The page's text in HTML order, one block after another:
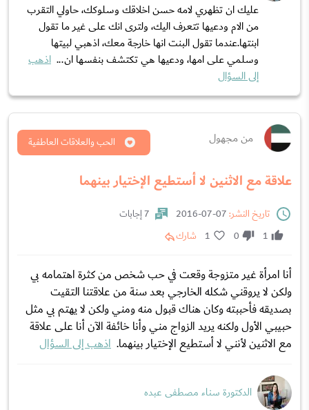
عليك ان تظهري لامه حسن اخلاقك وسلوكك، حاولي التقرب
من الام ودعيها تتعرف اليك، ولترى انك على غير ما تقول
ابنتها.عندما تقول البنت انها خارجة معك، اذهبي لبيتها
وسلمي على امها، ودعيها هي تكتشف بنفسها ان... اذهب
إلى السؤال
من مجهول
علاقة مع الاثنين لا أستطيع الإختيار بينهما
الحب والعلاقات العاطفية
تاريخ النشر:
7 إجابات
1
0
1 شارك
أنا امرأة غير متزوجة وقعت في حب شخص من كثرة اهتمامه بي
ولكن لا يروقني شكله الخارجي بعد سنة من علاقتنا التقيت
بصديقه فأحببته وكان هناك قبول منه ومني ولكن لا يهتم بي مثل
حبيبي الأول ولكنه يريد الزواج مني وأنا خائفة الآن أنا على علاقة
مع الاثنين لأنني لا أستطيع الإختيار بينهما. اذهب إلى السؤال
الدكتورة سناء مصطفى عبده